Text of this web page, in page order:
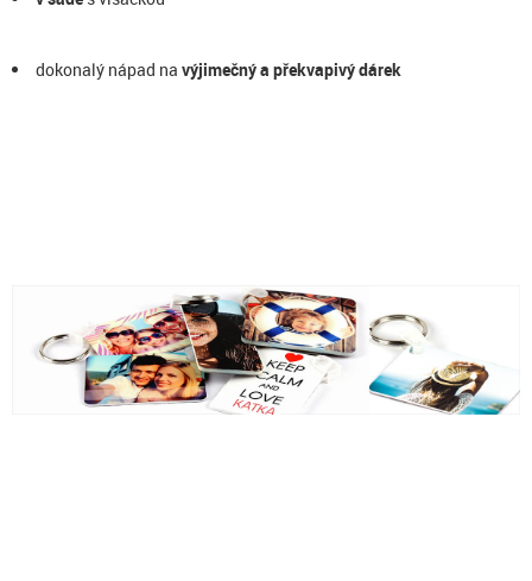
dokonalý nápad na výjimečný a překvapivý dárek